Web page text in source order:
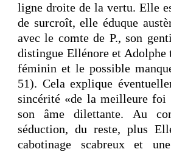
ligne droite de la vertu. Elle
de surcroît, elle éduque
avec le comte de P., son
distingue Ellénore et Adolphe
féminin et le possible
51). Cela explique
sincérité «de la meilleure foi
son âme dilettante. Au
séduction, du reste, plus
cabotinage scabreux et